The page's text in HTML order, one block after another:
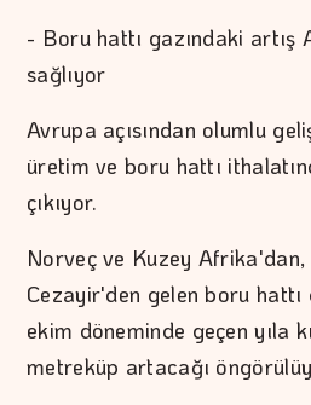
- Boru hattı gazındaki artış
sağlıyor
Avrupa açısından olumlu
üretim ve boru hattı
çıkıyor.
Norveç ve Kuzey
Cezayir'den gelen boru hattı
ekim döneminde geçen yıla
metreküp artacağı